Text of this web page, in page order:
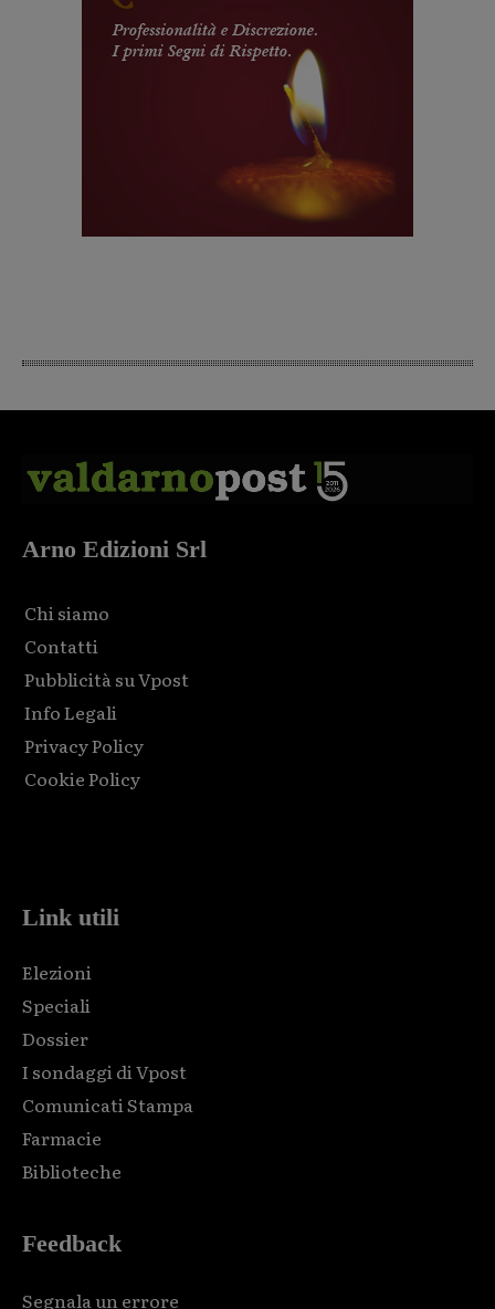
Arno Edizioni Srl
Chi siamo
Contatti
Pubblicità su Vpost
Info Legali
Privacy Policy
Cookie Policy
Link utili
Elezioni
Speciali
Dossier
I sondaggi di Vpost
Comunicati Stampa
Farmacie
Biblioteche
Feedback
Segnala un errore